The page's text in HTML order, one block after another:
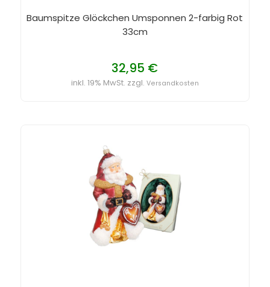
Baumspitze Glöckchen Umsponnen 2-farbig Rot
33cm
32,95 €
inkl. 19% MwSt. zzgl. Versandkosten